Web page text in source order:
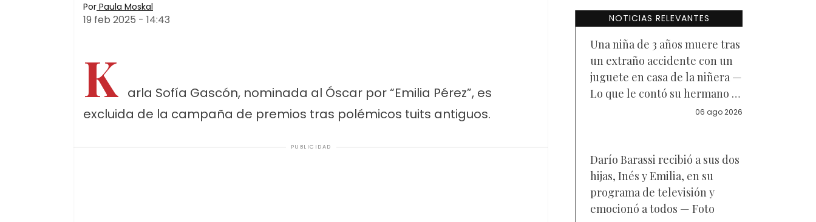
Por Paula Moskal
19 feb 2025 - 14:43
K
arla Sofía Gascón, nominada al Óscar por “Emilia Pérez”, es
excluida de la campaña de premios tras polémicos tuits antiguos.
PUBLICIDAD
NOTICIAS RELEVANTES
Una niña de 3 años muere tras
un extraño accidente con un
juguete en casa de la niñera —
Lo que le contó su hermano a
06 ago 2026
Darío Barassi recibió a sus dos
hijas, Inés y Emilia, en su
programa de televisión y
emocionó a todos — Foto